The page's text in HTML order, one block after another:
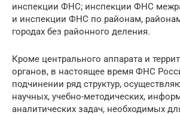
инспекции ФНС; инспекции ФНС
и инспекции ФНС по районам,
городах без районного деления.
Кроме центрального аппарата и
органов, в настоящее время ФНС
подчинении ряд структур,
научных, учебно-методических,
аналитических задач, необходимых